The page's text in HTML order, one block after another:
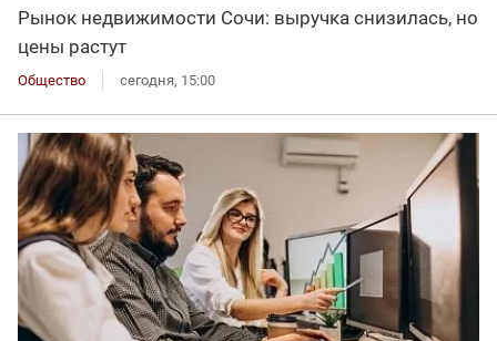
Рынок недвижимости Сочи: выручка снизилась, но
цены растут
Общество сегодня, 15:00